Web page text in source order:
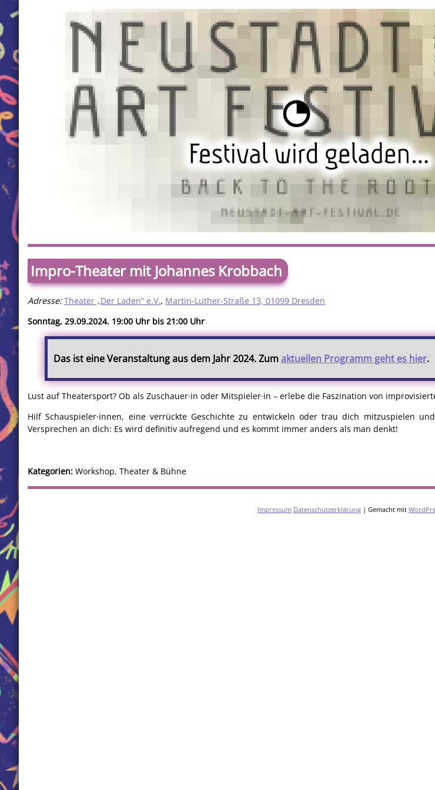
Impro-Theater mit Johannes Krobbach
Adresse: Theater „Der Laden“ e.V., Martin-Luther-Straße 13, 01099 Dresden
Sonntag, 29.09.2024. 19:00 Uhr bis 21:00 Uhr
Das ist eine Veranstaltung aus dem Jahr 2024. Zumaktuellen Programm geht es hier.
Lust auf Theatersport? Ob als Zuschauer·in oder Mitspieler·in – erlebe die Faszination von
Hilf Schauspieler·innen, eine verrückte Geschichte zu entwickeln oder trau dich mitzuspielen
Versprechen an dich: Es wird definitiv aufregend und es kommt immer anders als man denkt!
Kategorien: Workshop, Theater & Bühne
Impressum Datenschutzerklärung | Gemacht mit